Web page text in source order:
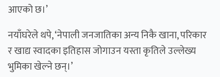
आएको छ।’
नयाँघरेले थपे, ‘नेपाली जनजातिका अन्य निकै खाना, परिकार
र खाद्य स्वादका इतिहास जोगाउन यस्ता कृतिले उल्लेख्य
भुमिका खेल्ने छन्।’